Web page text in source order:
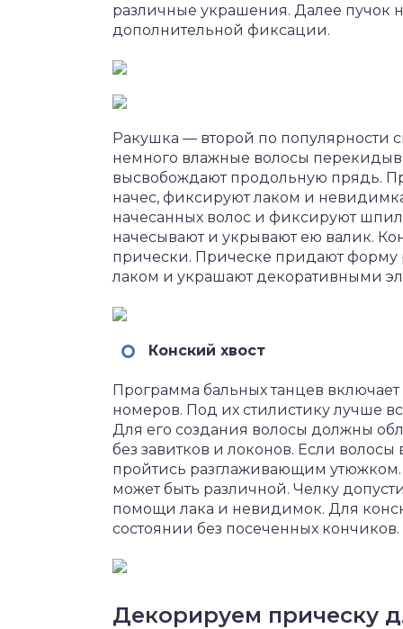
различные украшения. Далее пучок
дополнительной фиксации.
Ракушка — второй по популярности
немного влажные волосы
высвобождают продольную прядь.
начес, фиксируют лаком и
начесанных волос и фиксируют
начесывают и укрывают ею валик.
прически. Прическе придают
лаком и украшают декоративными
Конский хвост
Программа бальных танцев
номеров. Под их стилистику лучше
Для его создания волосы должны
без завитков и локонов. Если
пройтись разглаживающим
может быть различной. Челку
помощи лака и невидимок. Для
состоянии без посеченных кончиков.
Декорируем прическу